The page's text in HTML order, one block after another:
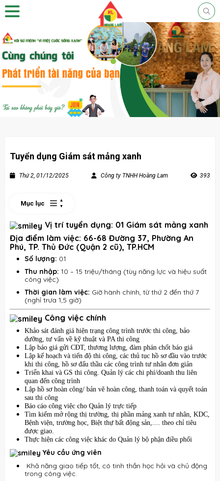
Tuyển dụng Giám sát mảng xanh
Thứ 2, 01/12/2025 Công ty TNHH Hoàng Lam 393
Mục lục
Vị trí tuyển dụng: 01 Giám sát mảng xanh
Địa điểm làm việc: 66-68 Đường 37, Phường An
Phú, TP. Thủ Đức (Quận 2 cũ), TP.HCM
Số lượng: 01
Thu nhập: 10 – 15 triệu/tháng (tùy năng lực và hiệu suất
công việc)
Thời gian làm việc: Giờ hành chính, từ thứ 2 đến thứ 7
(nghỉ trưa 1,5 giờ)
Công việc chính
Khảo sát đánh giá hiện trạng công trình trước thi công, bảo
dưỡng, tư vấn về kỹ thuật và PA thi công
Lập báo giá gửi CĐT, thương lượng, đàm phán chốt báo giá
Lập kế hoạch và tiến độ thi công, các thủ tục hồ sơ đầu vào trước
khi thi công, hồ sơ đấu thầu các công trình tư nhân đơn giản
Triển khai và GS thi công. Quản lý các chi phí/doanh thu liên
quan đến công trình
Lập hồ sơ hoàn công/ bản vẽ hoàn công, thanh toán và quyết toán
sau thi công
Báo cáo công việc cho Quản lý trực tiếp
Tìm kiếm mở rộng thị trường, thị phần mảng xanh tư nhân, KDC,
Bệnh viện, trường học, Biệt thự bất động sản,.... theo chỉ tiêu
được giao.
Thực hiện các công việc khác do Quản lý bộ phận điều phối
Yêu cầu ứng viên
Khả năng giao tiếp tốt, có tinh thần học hỏi và chủ động
trong công việc.